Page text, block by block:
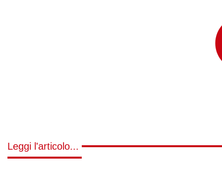
Leggi l'articolo...